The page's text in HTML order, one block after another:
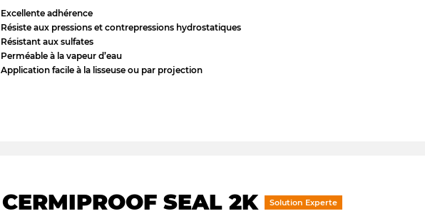
Excellente adhérence
Résiste aux pressions et contrepressions hydrostatiques
Résistant aux sulfates
Perméable à la vapeur d’eau
Application facile à la lisseuse ou par projection
CERMIPROOF SEAL 2K Solution Experte